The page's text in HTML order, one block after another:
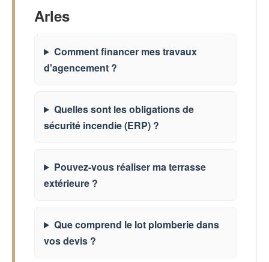
Arles
Comment financer mes travaux
d'agencement ?
Quelles sont les obligations de
sécurité incendie (ERP) ?
Pouvez-vous réaliser ma terrasse
extérieure ?
Que comprend le lot plomberie dans
vos devis ?